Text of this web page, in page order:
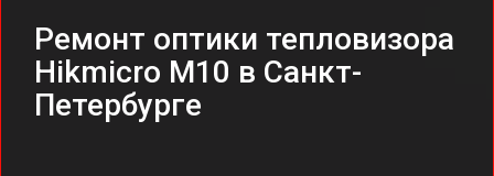
Ремонт оптики тепловизора
Hikmicro M10 в Санкт-
Петербурге